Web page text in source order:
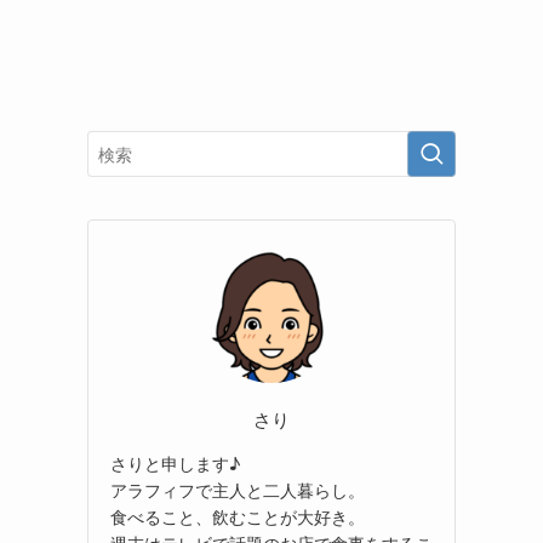
さり
さりと申します♪
アラフィフで主人と二人暮らし。
食べること、飲むことが大好き。